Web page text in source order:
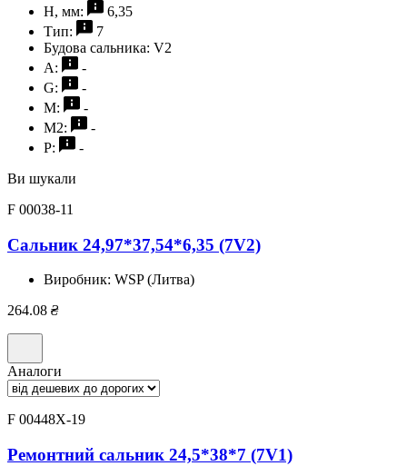
H, мм:
6,35
Тип:
7
Будова сальника: V2
A:
-
G:
-
M:
-
M2:
-
P:
-
Ви шукали
F 00038-11
Сальник 24,97*37,54*6,35 (7V2)
Виробник: WSP (Литва)
264.08 ₴
Аналоги
F 00448X-19
Ремонтний сальник 24,5*38*7 (7V1)